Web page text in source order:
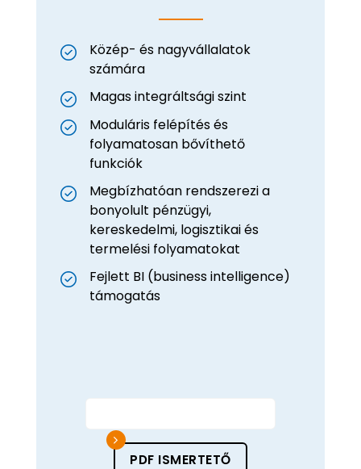
Közép- és nagyvállalatok
számára
Magas integráltsági szint
Moduláris felépítés és
folyamatosan bővíthető
funkciók
Megbízhatóan rendszerezi a
bonyolult pénzügyi,
kereskedelmi, logisztikai és
termelési folyamatokat
Fejlett BI (business intelligence)
támogatás
PDF ISMERTETŐ